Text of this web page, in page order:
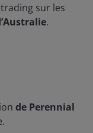
sur les
.
de Perennial